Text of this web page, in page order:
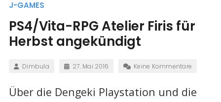
J-GAMES
PS4/Vita-RPG Atelier Firis für
Herbst angekündigt
Dimbula 27. Mai 2016 Keine Kommentare
Über die Dengeki Playstation und die